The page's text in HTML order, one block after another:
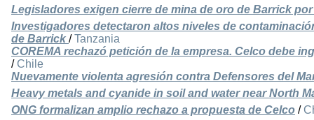
Legisladores exigen cierre de mina de oro de Barrick
Investigadores detectaron altos niveles de
de Barrick /Tanzania
COREMA rechazó petición de la empresa. Celco debe
/ Chile
Nuevamente violenta agresión contra Defensores del
Heavy metals and cyanide in soil and water near North
ONG formalizan amplio rechazo a propuesta de Celco /